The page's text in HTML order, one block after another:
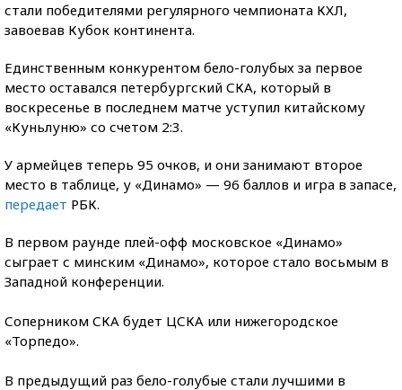
стали победителями регулярного чемпионата КХЛ,
завоевав Кубок континента.
Единственным конкурентом бело-голубых за первое
место оставался петербургский СКА, который в
воскресенье в последнем матче уступил китайскому
«Куньлуню» со счетом 2:3.
У армейцев теперь 95 очков, и они занимают второе
место в таблице, у «Динамо» — 96 баллов и игра в запасе,
передает РБК.
В первом раунде плей-офф московское «Динамо»
сыграет с минским «Динамо», которое стало восьмым в
Западной конференции.
Соперником СКА будет ЦСКА или нижегородское
«Торпедо».
В предыдущий раз бело-голубые стали лучшими в